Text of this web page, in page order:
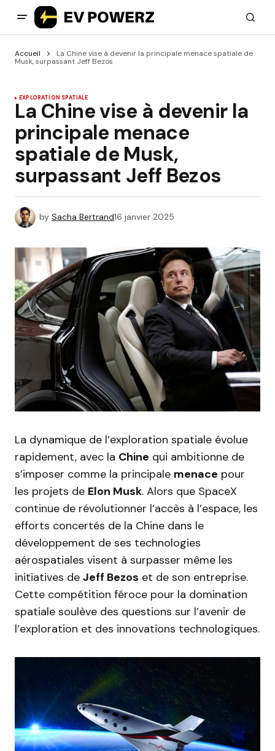
Accueil
La Chine vise à devenir la principale menace spatiale de
Musk, surpassant Jeff Bezos
EXPLORATION SPATIALE
La Chine vise à devenir la
principale menace
spatiale de Musk,
surpassant Jeff Bezos
by Sacha Bertrand16 janvier 2025
La dynamique de l’exploration spatiale évolue
rapidement, avec la Chine qui ambitionne de
s’imposer comme la principale menace pour
les projets de Elon Musk. Alors que SpaceX
continue de révolutionner l’accès à l’espace, les
efforts concertés de la Chine dans le
développement de ses technologies
aérospatiales visent à surpasser même les
initiatives de Jeff Bezos et de son entreprise.
Cette compétition féroce pour la domination
spatiale soulève des questions sur l’avenir de
l’exploration et des innovations technologiques.